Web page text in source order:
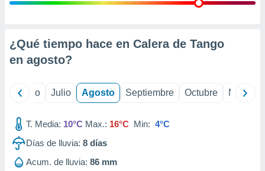
e
mediante
publicidad
de
¿Qué tiempo hace en Calera de Tango
en agosto?
Junio Julio Agosto Septiembre Octubre
T. Media: 10°C Max.: 16°C Min: 4°C
Días de lluvia: 8 días
Acum. de lluvia: 86 mm